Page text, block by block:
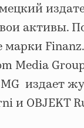
активы.
Media
издает
и OBJEKT